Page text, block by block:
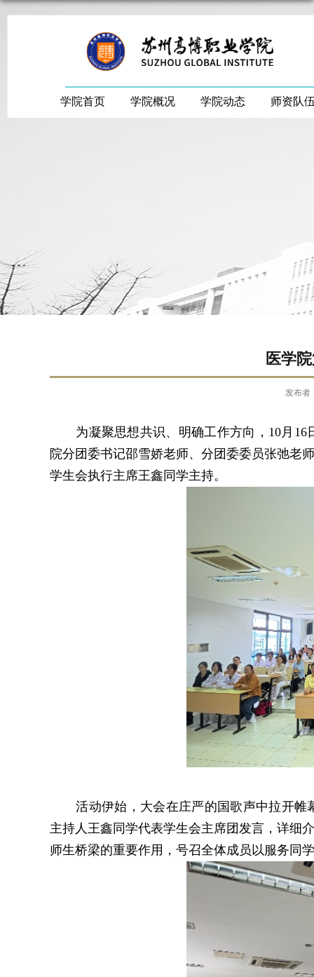
学院首页 学院概况 学院动态 师资队
医学
发布者
为凝聚思想共识、明确工作方向， 10月 16
院分团委书记邵雪娇老师、分团委委员张弛老
学生会执行主席王鑫同学主持。
活动伊始，大会在庄严的国歌声中拉开
主持人王鑫同学代表学生会主席团发言，详细
师生桥梁的重要作用，号召全体成员以服务同